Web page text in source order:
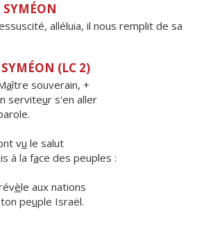
alléluia, il nous remplit de sa
(LC 2)
aître souverain, +
serviteur s'en aller
vu le salut
à la face des peuples :
èle aux nations
peuple Israël.